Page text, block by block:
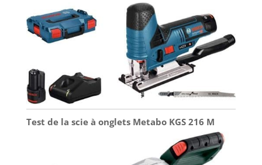
Test de la scie à onglets Metabo KGS 216 M